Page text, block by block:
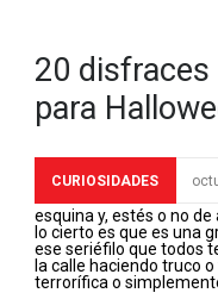
20
para
CURIOSIDADES
esquina y, estés o no
lo cierto es que es una
ese seriéfilo que todos
la calle haciendo truco
terrorífica o